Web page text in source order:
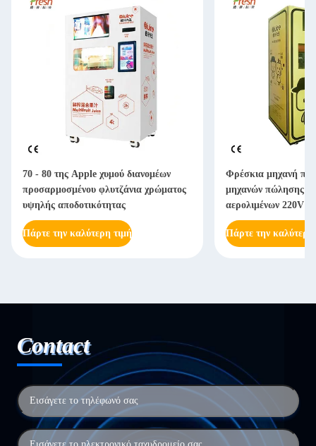
70 - 80 της Apple χυμού διανομέων
προσαρμοσμένου φλυτζάνια χρώματος
υψηλής αποδοτικότητας
Πάρτε την καλύτερη τιμή
Φρέσκια μηχανή
μηχανών πώλησης
αερολιμένων 220V
Πάρτε την καλύτερη
Contact